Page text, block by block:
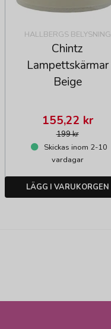
HALLBERGS BELYSNING
Chintz
Lampettskärmar
Beige
199 kr
155,22 kr
Skickas inom 2-10
vardagar
LÄGG I VARUKORGEN